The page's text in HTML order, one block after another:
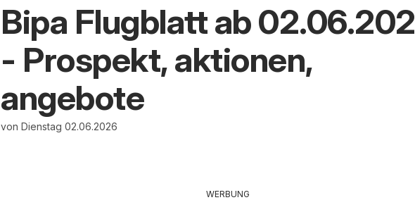
Bipa Flugblatt ab
- Prospekt, aktionen,
angebote
von Dienstag 02.06.2026
WERBUNG